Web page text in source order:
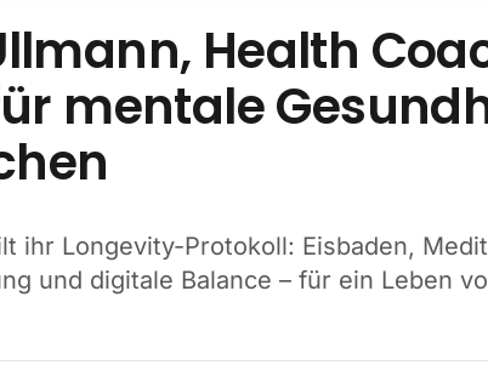
Health
mentale
ihr Longevity-Protokoll: Eisbaden,
und digitale Balance – für ein Leben